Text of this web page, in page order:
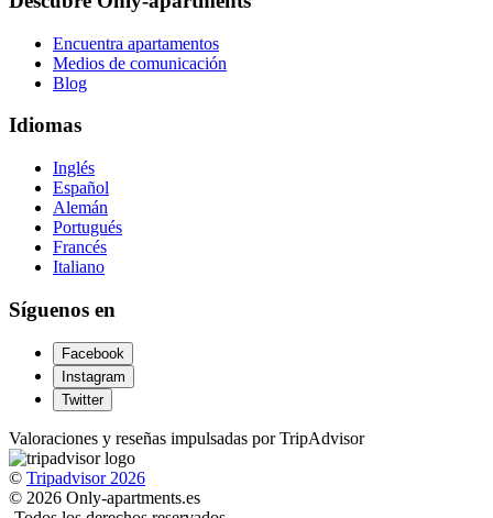
Encuentra apartamentos
Medios de comunicación
Blog
Idiomas
Inglés
Español
Alemán
Portugués
Francés
Italiano
Síguenos en
Facebook
Instagram
Twitter
Valoraciones y reseñas impulsadas por TripAdvisor
© Tripadvisor 2026
© 2026 Only-apartments.es